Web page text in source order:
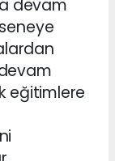
devam
eğitimlere